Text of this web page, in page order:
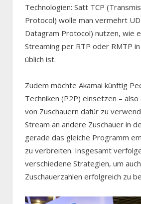
Technologien: Satt TCP
Protocol) wolle man vermehrt
Datagram Protocol) nutzen, wie
Streaming per RTP oder RMTP
üblich ist.
Zudem möchte Akamai künftig
Techniken (P2P) einsetzen –
von Zuschauern dafür zu
Stream an andere Zuschauer in
gerade das gleiche Programm
zu verbreiten. Insgesamt
verschiedene Strategien, um
Zuschauerzahlen erfolgreich zu